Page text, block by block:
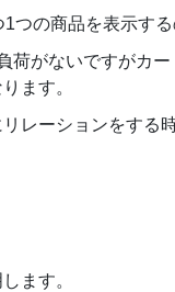
つの商品を表示する
荷がないですがカ
ます。
レーションをする
ます。